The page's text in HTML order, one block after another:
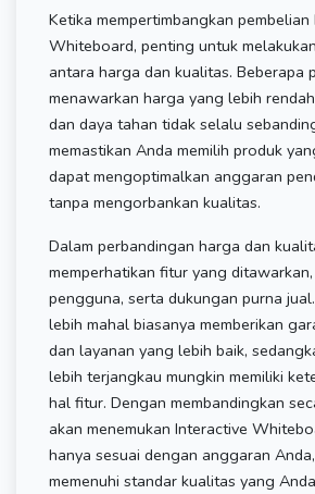
Ketika mempertimbangkan pembelian
Whiteboard, penting untuk
antara harga dan kualitas. Beberapa
menawarkan harga yang lebih
dan daya tahan tidak selalu
memastikan Anda memilih produk
dapat mengoptimalkan anggaran
tanpa mengorbankan kualitas.
Dalam perbandingan harga dan
memperhatikan fitur yang
pengguna, serta dukungan purna
lebih mahal biasanya memberikan
dan layanan yang lebih baik,
lebih terjangkau mungkin memiliki
hal fitur. Dengan membandingkan
akan menemukan Interactive
hanya sesuai dengan anggaran
memenuhi standar kualitas yang